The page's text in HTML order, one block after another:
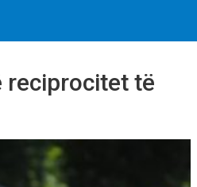
reciprocitet të